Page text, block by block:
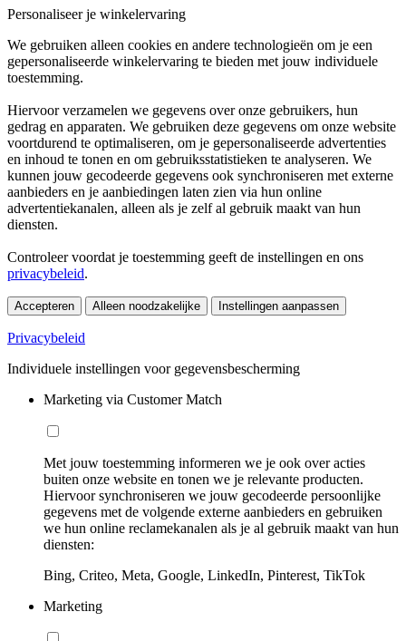
Personaliseer je winkelervaring
We gebruiken alleen cookies en andere technologieën om je een
gepersonaliseerde winkelervaring te bieden met jouw individuele
toestemming.
Hiervoor verzamelen we gegevens over onze gebruikers, hun
gedrag en apparaten. We gebruiken deze gegevens om onze website
voortdurend te optimaliseren, om je gepersonaliseerde advertenties
en inhoud te tonen en om gebruiksstatistieken te analyseren. We
kunnen jouw gecodeerde gegevens ook synchroniseren met externe
aanbieders en je aanbiedingen laten zien via hun online
advertentiekanalen, alleen als je zelf al gebruik maakt van hun
diensten.
Controleer voordat je toestemming geeft de instellingen en ons
privacybeleid.
Accepteren Alleen noodzakelijke Instellingen aanpassen
Privacybeleid
Individuele instellingen voor gegevensbescherming
Marketing via Customer Match
Met jouw toestemming informeren we je ook over acties
buiten onze website en tonen we je relevante producten.
Hiervoor synchroniseren we jouw gecodeerde persoonlijke
gegevens met de volgende externe aanbieders en gebruiken
we hun online reclamekanalen als je al gebruik maakt van hun
diensten:
Bing, Criteo, Meta, Google, LinkedIn, Pinterest, TikTok
Marketing